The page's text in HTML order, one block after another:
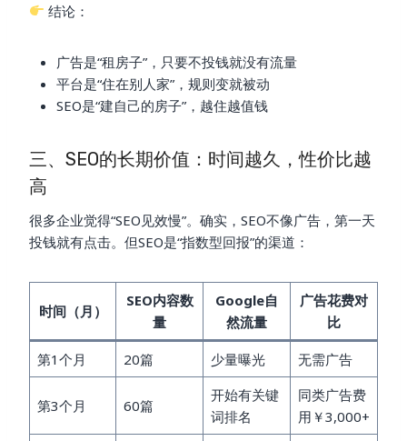
结论：
广告是“租房子”，只要不投钱就没有流量
平台是“住在别人家”，规则变就被动
SEO是“建自己的房子”，越住越值钱
三、SEO的长期价值：时间越久，性价比越
高
很多企业觉得“SEO见效慢”。确实，SEO不像广告，第一天
投钱就有点击。但SEO是“指数型回报”的渠道：
时间（月）
SEO内容数
量
Google自
然流量
广告花费对
比
第1个月 20篇 少量曝光 无需广告
第3个月 60篇
开始有关键
词排名
同类广告费
用￥3,000+